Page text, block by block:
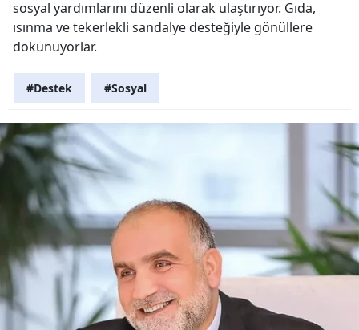
sosyal yardımlarını düzenli olarak ulaştırıyor. Gıda,
ısınma ve tekerlekli sandalye desteğiyle gönüllere
dokunuyorlar.
#Destek #Sosyal